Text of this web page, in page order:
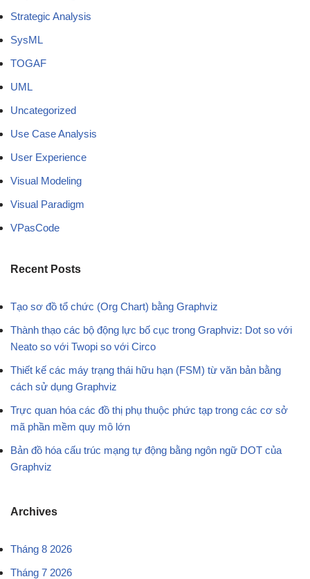
Strategic Analysis
SysML
TOGAF
UML
Uncategorized
Use Case Analysis
User Experience
Visual Modeling
Visual Paradigm
VPasCode
Recent Posts
Tạo sơ đồ tổ chức (Org Chart) bằng Graphviz
Thành thạo các bộ động lực bố cục trong Graphviz: Dot so với
Neato so với Twopi so với Circo
Thiết kế các máy trạng thái hữu hạn (FSM) từ văn bản bằng
cách sử dụng Graphviz
Trực quan hóa các đồ thị phụ thuộc phức tạp trong các cơ sở
mã phần mềm quy mô lớn
Bản đồ hóa cấu trúc mạng tự động bằng ngôn ngữ DOT của
Graphviz
Archives
Tháng 8 2026
Tháng 7 2026